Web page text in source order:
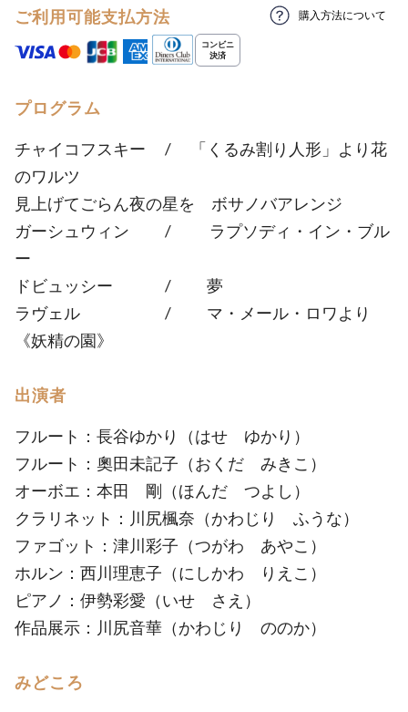
ご利用可能支払方法 購入方法について
プログラム
チャイコフスキー / 「くるみ割り人形」より花
のワルツ
見上げてごらん夜の星を ボサノバアレンジ
ガーシュウィン / ラプソディ・イン・ブル
ー
ドビュッシー / 夢
ラヴェル / マ・メール・ロワより
《妖精の園》
出演者
フルート：長谷ゆかり（はせ ゆかり）
フルート：奧田未記子（おくだ みきこ）
オーボエ：本田 剛（ほんだ つよし）
クラリネット：川尻楓奈（かわじり ふうな）
ファゴット：津川彩子（つがわ あやこ）
ホルン：西川理恵子（にしかわ りえこ）
ピアノ：伊勢彩愛（いせ さえ）
作品展示：川尻音華（かわじり ののか）
みどころ